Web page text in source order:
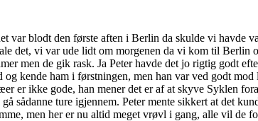
blodt den første aften i Berlin da skulde vi havde
det, vi var ude lidt om morgenen da vi kom til Berlin
men de gik rask. Ja Peter havde det jo rigtig godt
kende ham i førstningen, men han var ved godt
er ikke gode, han mener det er af at skyve Syklen
ture igjennem. Peter mente sikkert at det
men her er nu altid meget vrøvl i gang, alle vil de